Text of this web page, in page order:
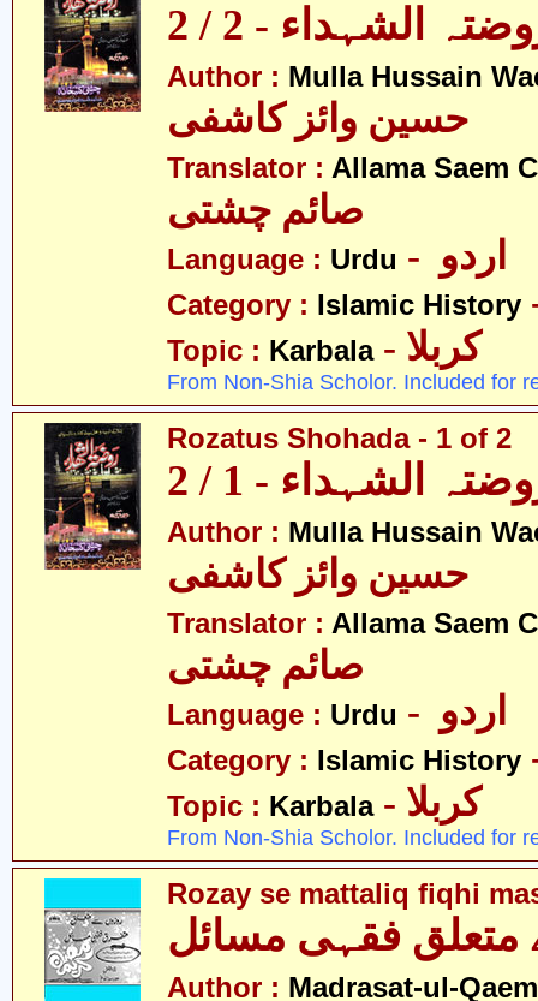
الشہداء - 2 / 2
Author : Mulla Hussain
حسین وائز کاشفی
Translator : Allama Saem
صائم چشتی
Language : Urdu
Category : Islamic History
Topic : Karbala - کربلا
From Non-Shia Scholor. Included for
Rozatus Shohada - 1 of 2
الشہداء - 1 / 2
Author : Mulla Hussain
حسین وائز کاشفی
Translator : Allama Saem
صائم چشتی
Language : Urdu
Category : Islamic History
Topic : Karbala - کربلا
From Non-Shia Scholor. Included for
Rozay se mattaliq fiqhi
متعلق فقہی مسائل
Author : Madrasat-ul-